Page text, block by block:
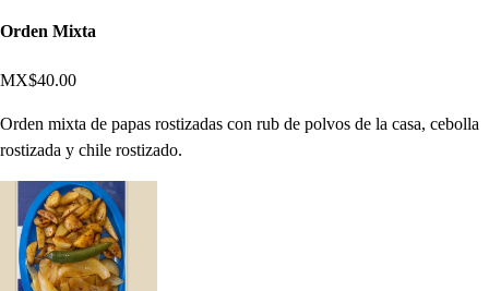
Orden Mixta
MX$40.00
Orden mixta de papas rostizadas con rub de polvos de la casa, cebolla
rostizada y chile rostizado.